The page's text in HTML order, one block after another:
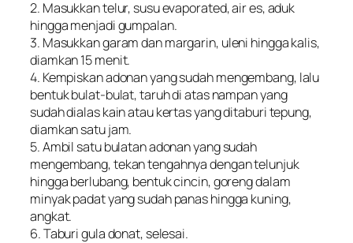
2. Masukkan telur, susu evaporated, air es, aduk
hingga menjadi gumpalan.
3. Masukkan garam dan margarin, uleni hingga kalis,
diamkan 15 menit.
4. Kempiskan adonan yang sudah mengembang, lalu
bentuk bulat-bulat, taruh di atas nampan yang
sudah dialas kain atau kertas yang ditaburi tepung,
diamkan satu jam.
5. Ambil satu bulatan adonan yang sudah
mengembang, tekan tengahnya dengan telunjuk
hingga berlubang, bentuk cincin, goreng dalam
minyak padat yang sudah panas hingga kuning,
angkat.
6. Taburi gula donat, selesai.